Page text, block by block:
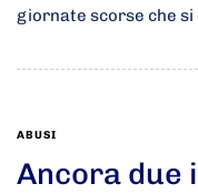
giornate scorse che si
ABUSI
Ancora due